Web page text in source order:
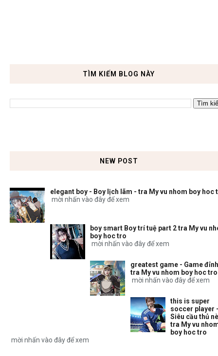
TÌM KIẾM BLOG NÀY
NEW POST
elegant boy - Boy lịch lãm - tra My vu nhom boy hoc
mời nhấn vào đây để xem
boy smart Boy trí tuệ part 2 tra My vu
boy hoc tro
mời nhấn vào đây để xem
greatest game - Game
tra My vu nhom boy hoc tro
mời nhấn vào đây để xem
this is super
soccer player
Siêu cầu thủ
tra My vu
boy hoc tro
mời nhấn vào đây để xem